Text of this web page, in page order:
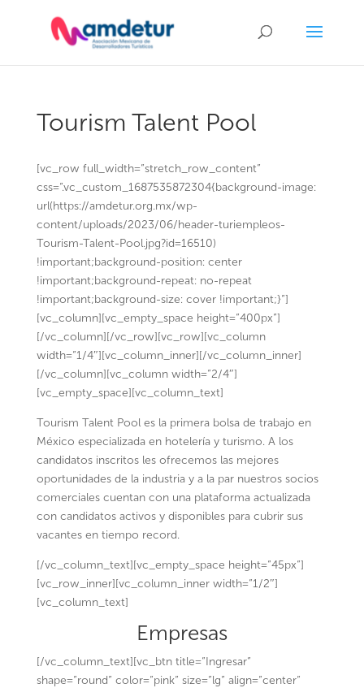
Tourism Talent Pool
[vc_row full_width=”stretch_row_content”
css=”.vc_custom_1687535872304{background-image:
url(https://amdetur.org.mx/wp-
content/uploads/2023/06/header-turiempleos-
Tourism-Talent-Pool.jpg?id=16510)
!important;background-position: center
!important;background-repeat: no-repeat
!important;background-size: cover !important;}”]
[vc_column][vc_empty_space height=”400px”]
[/vc_column][/vc_row][vc_row][vc_column
width=”1/4″][vc_column_inner][/vc_column_inner]
[/vc_column][vc_column width=”2/4″]
[vc_empty_space][vc_column_text]
Tourism Talent Pool es la primera bolsa de trabajo en
México especializada en hotelería y turismo. A los
candidatos inscritos les ofrecemos las mejores
oportunidades de la industria y a la par nuestros socios
comerciales cuentan con una plataforma actualizada
con candidatos activos y disponibles para cubrir sus
vacantes en tiempo record.
[/vc_column_text][vc_empty_space height=”45px”]
[vc_row_inner][vc_column_inner width=”1/2″]
[vc_column_text]
Empresas
[/vc_column_text][vc_btn title=”Ingresar”
shape=”round” color=”pink” size=”lg” align=”center”